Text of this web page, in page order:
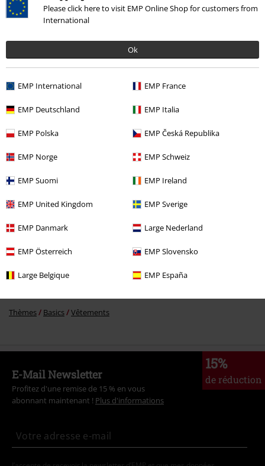
Please click here to visit EMP Online Shop for customers from
International
Ok
EMP International EMP France
EMP Deutschland EMP Italia
EMP Polska EMP Česká Republika
EMP Norge EMP Schweiz
EMP Suomi EMP Ireland
EMP United Kingdom EMP Sverige
EMP Danmark Large Nederland
EMP Österreich EMP Slovensko
Large Belgique EMP España
Dernière visite
-36 %
Plus de catégories. Plus d'options.
Thèmes Basics Vêtements
15%
de réduction
E-Mail Newsletter
Profitez d'une remise de 15 % en vous
abonnant maintenant ! Plus d'informations